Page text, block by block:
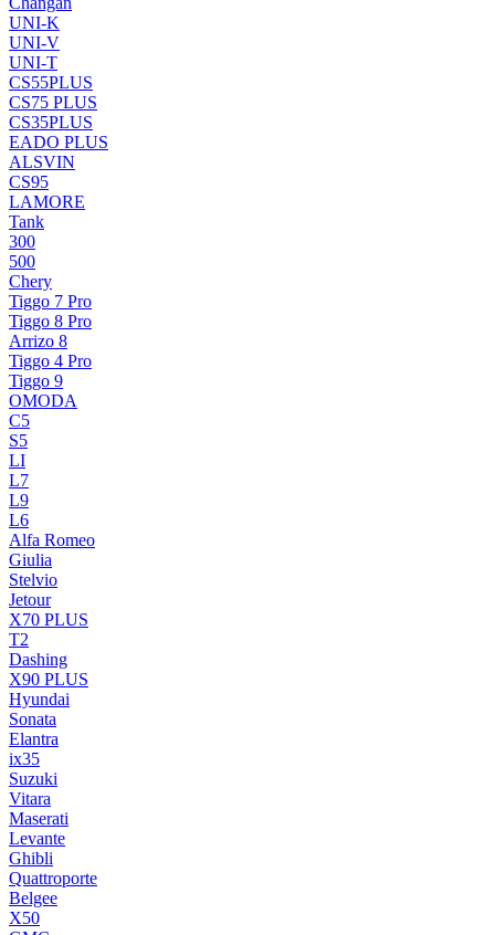
UNI-K
UNI-V
UNI-T
CS55PLUS
CS75 PLUS
CS35PLUS
EADO PLUS
ALSVIN
CS95
LAMORE
Tank
300
500
Chery
Tiggo 7 Pro
Tiggo 8 Pro
Arrizo 8
Tiggo 4 Pro
Tiggo 9
OMODA
C5
S5
LI
L7
L9
L6
Alfa Romeo
Giulia
Stelvio
Jetour
X70 PLUS
T2
Dashing
X90 PLUS
Hyundai
Sonata
Elantra
ix35
Suzuki
Vitara
Maserati
Levante
Ghibli
Quattroporte
Belgee
X50